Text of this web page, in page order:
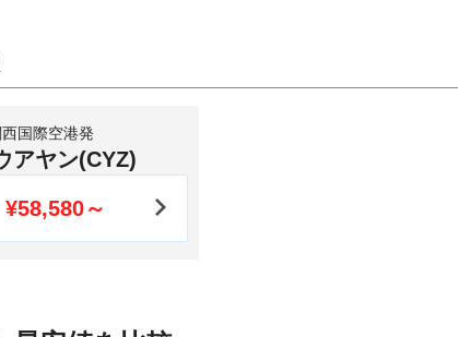
西国際空港発
アヤン(CYZ)
¥58,580～